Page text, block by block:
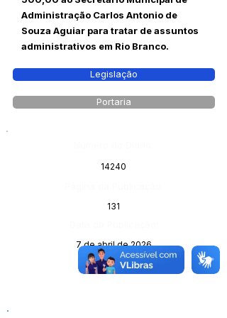
Administração Carlos Antonio de
Souza Aguiar para tratar de assuntos
administrativos em Rio Branco.
Legislação
Portaria
14240
131
7 de abril de 2026
Órgão: